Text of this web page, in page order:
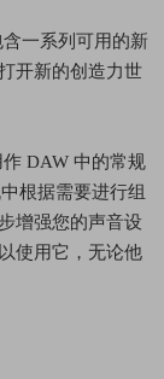
一系列可用的新
开新的创造力世
作 DAW 中的常规
根据需要进行组
增强您的声音设
使用它，无论他